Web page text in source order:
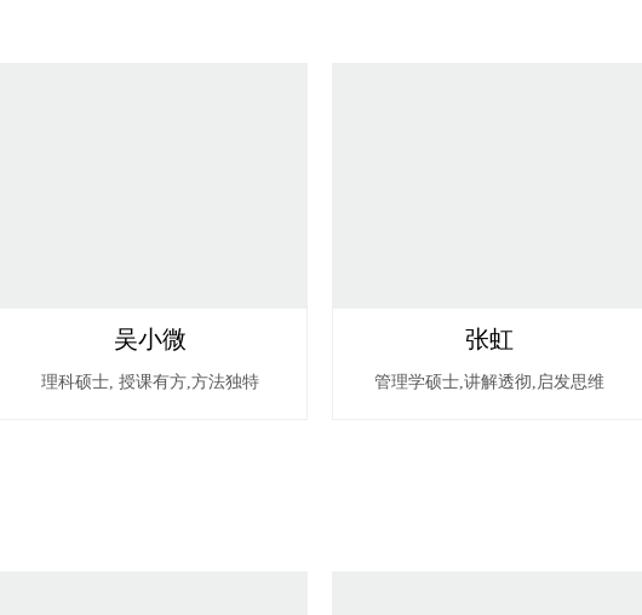
吴小微
理科硕士, 授课有方,方法独特
张虹
管理学硕士,讲解透彻,启发思维